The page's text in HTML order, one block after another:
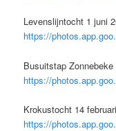
Levenslijntocht 1 juni
https://
Busuitstap
https://
Krokustocht 14
https://